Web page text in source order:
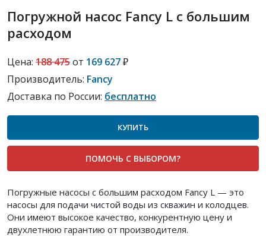
Погружной насос Fancy L с большим
расходом
Цена: 188 475от 169 627₽
Производитель: Fancy
Доставка по России: бесплатно
КУПИТЬ
ПОМОЧЬ С ВЫБОРОМ?
Погружные насосы с большим расходом Fancy L — это
насосы для подачи чистой воды из скважин и колодцев.
Они имеют высокое качество, конкурентную цену и
двухлетнюю гарантию от производителя.